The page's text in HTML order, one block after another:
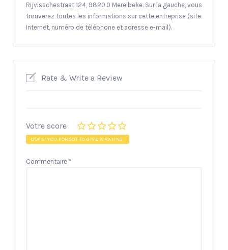
Rijvisschestraat 124, 9820.0 Merelbeke. Sur la gauche, vous
trouverez toutes les informations sur cette entreprise (site
Internet, numéro de téléphone et adresse e-mail).
Rate & Write a Review
Votre score
OOPS! YOU FORGOT TO GIVE A RATING.
Commentaire *